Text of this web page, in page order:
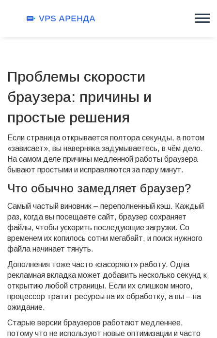
Проблемы скорости
браузера: причины и
простые решения
Если страница открывается полтора секунды, а потом
«зависает», вы наверняка задумываетесь, в чём дело.
На самом деле причины медленной работы браузера
бывают простыми и исправляются за пару минут.
Что обычно замедляет браузер?
Самый частый виновник – переполненный кэш. Каждый
раз, когда вы посещаете сайт, браузер сохраняет
файлы, чтобы ускорить последующие загрузки. Со
временем их копилось сотни мегабайт, и поиск нужного
файла начинает тянуть.
Дополнения тоже часто «засоряют» работу. Одна
рекламная вкладка может добавить несколько секунд к
открытию любой страницы. Если их слишком много,
процессор тратит ресурсы на их обработку, а вы – на
ожидание.
Старые версии браузеров работают медленнее,
потому что не используют новые оптимизации и часто